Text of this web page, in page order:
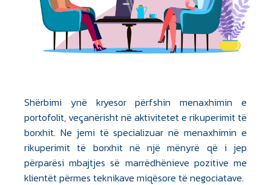
Shërbimi ynë kryesor përfshin menaxhimin e
portofolit, veçanërisht në aktivitetet e rikuperimit të
borxhit. Ne jemi të specializuar në menaxhimin e
rikuperimit të borxhit në një mënyrë që i jep
përparësi mbajtjes së marrëdhënieve pozitive me
klientët përmes teknikave miqësore të negociatave.